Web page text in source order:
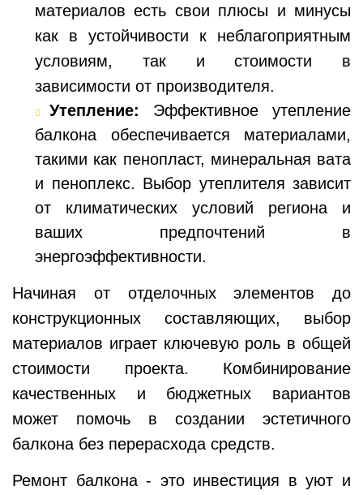
материалов есть свои плюсы и минусы
как в устойчивости к неблагоприятным
условиям, так и стоимости в
зависимости от производителя.
Утепление: Эффективное утепление
балкона обеспечивается материалами,
такими как пенопласт, минеральная вата
и пеноплекс. Выбор утеплителя зависит
от климатических условий региона и
ваших предпочтений в
энергоэффективности.
Начиная от отделочных элементов до
конструкционных составляющих, выбор
материалов играет ключевую роль в общей
стоимости проекта. Комбинирование
качественных и бюджетных вариантов
может помочь в создании эстетичного
балкона без перерасхода средств.
Ремонт балкона - это инвестиция в уют и